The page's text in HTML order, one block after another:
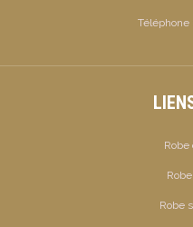
Téléphone :
Robe